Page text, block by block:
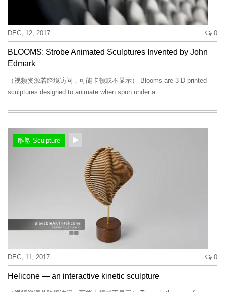
DEC, 12, 2017 0
BLOOMS: Strobe Animated Sculptures Invented by John
Edmark
（视频资源若跨境访问，可能卡顿或不显示） Blooms are 3-D printed
sculptures designed to animate when spun under a…
雕塑 Sculpture
DEC, 11, 2017 0
Helicone — an interactive kinetic sculpture